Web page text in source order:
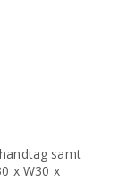
samt
x W30 x